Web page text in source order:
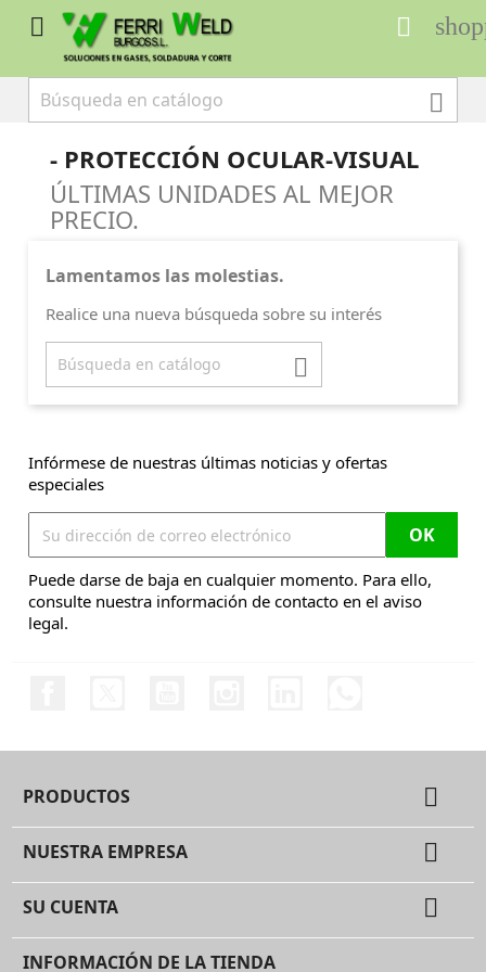
 

- PROTECCIÓN OCULAR-VISUAL
ÚLTIMAS UNIDADES AL MEJOR
PRECIO.
Lamentamos las molestias.
Realice una nueva búsqueda sobre su interés

Infórmese de nuestras últimas noticias y ofertas
especiales
Puede darse de baja en cualquier momento. Para ello,
consulte nuestra información de contacto en el aviso
legal.
PRODUCTOS 
NUESTRA EMPRESA 
SU CUENTA 
INFORMACIÓN DE LA TIENDA